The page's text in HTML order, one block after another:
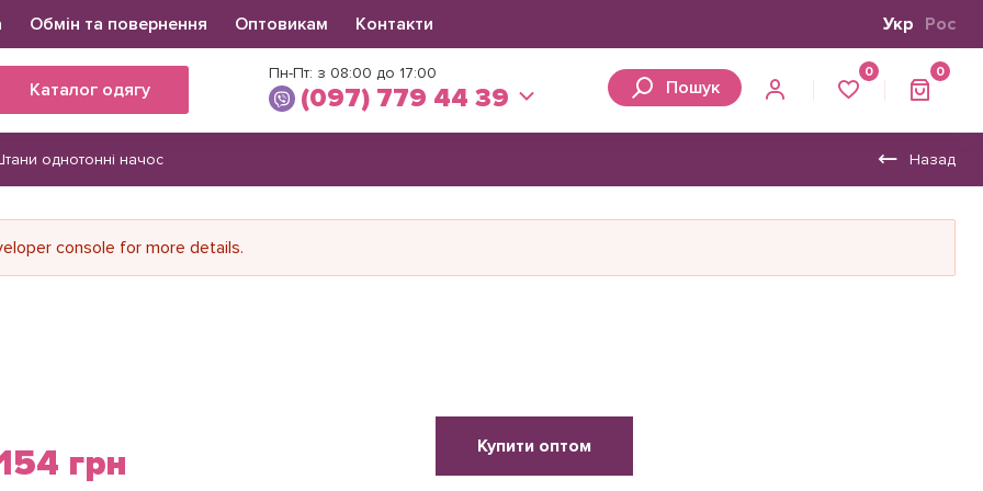
Укр Рос
Обмін та повернення Оптовикам Контакти
Пошук
Пн-Пт: з 08:00 до 17:00
(097) 779 44 39
(066) 560 34 03
Каталог одягу
0 0
однотонні начос Назад
console for more details.
грн Купити оптом